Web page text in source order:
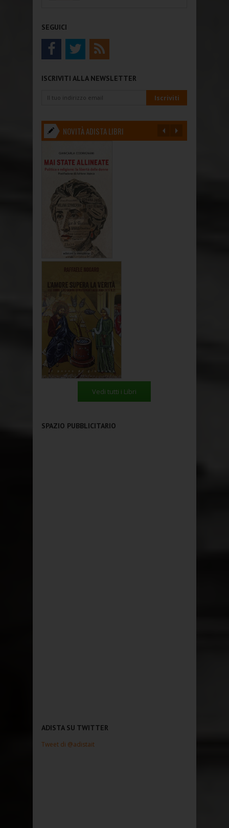
SEGUICI
ISCRIVITI ALLA NEWSLETTER
NOVITÀ ADISTA LIBRI
Vedi tutti i Libri
SPAZIO PUBBLICITARIO
ADISTA SU TWITTER
Tweet di @adistait